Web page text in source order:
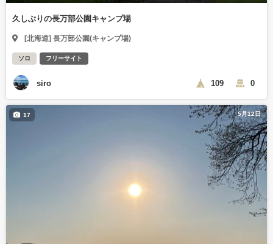
久しぶりの長万部公園キャンプ場
[北海道] 長万部公園(キャンプ場)
ソロ フリーサイト
siro 109 0
5月12日
17